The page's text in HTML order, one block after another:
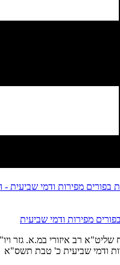
מפירות ודמי שביעית
שליט"א רב איזורי במ.א. גזר
ודמי שביעית כ' טבת